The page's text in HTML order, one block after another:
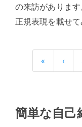
の来訪がありま
正規表現を載せて
« ‹
簡単な自己